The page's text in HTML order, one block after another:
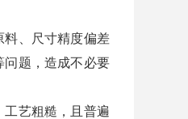
料、尺寸精度偏差
问题，造成不必要
艺粗糙，且普遍